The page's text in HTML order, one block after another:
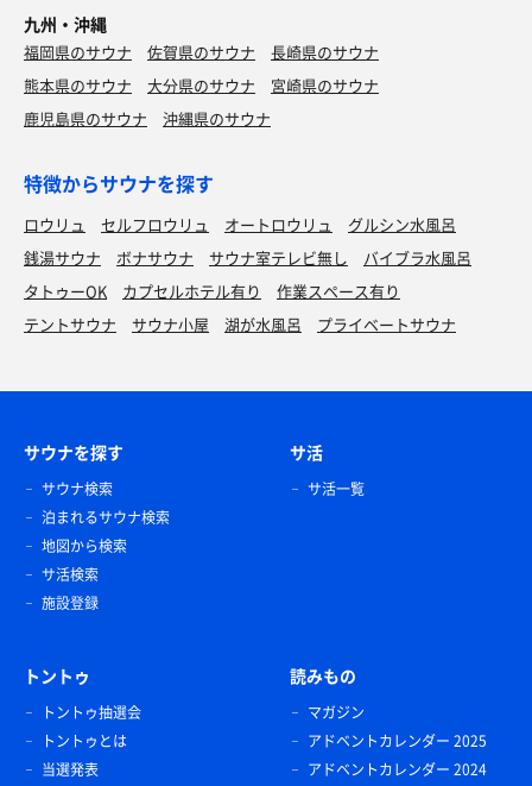
九州・沖縄
福岡県のサウナ 佐賀県のサウナ
長崎県のサウナ
熊本県のサウナ
大分県のサウナ
宮崎県のサウナ
鹿児島県のサウナ
沖縄県のサウナ
特徴からサウナを探す
ロウリュ セルフロウリュ オートロウリュ
グルシン水風呂
銭湯サウナ
ボナサウナ サウナ室テレビ無し
バイブラ水風呂
タトゥーOK
カプセルホテル有り
作業スペース有り
テントサウナ
サウナ小屋 湖が水風呂 プライベートサウナ
サウナを探す
サウナ検索
泊まれるサウナ検索
地図から検索
サ活検索
施設登録
サ活
サ活一覧
トントゥ
トントゥ抽選会
トントゥとは
当選発表
読みもの
マガジン
アドベントカレンダー 2025
アドベントカレンダー 2024